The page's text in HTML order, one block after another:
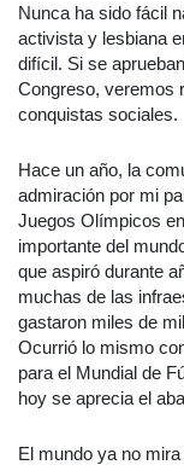
Nunca ha sido fácil
activista y lesbiana
difícil. Si se
Congreso, veremos
conquistas sociales.
Hace un año, la
admiración por mi
Juegos Olímpicos
importante del
que aspiró durante
muchas de las
gastaron miles de
Ocurrió lo mismo
para el Mundial de
hoy se aprecia el
El mundo ya no